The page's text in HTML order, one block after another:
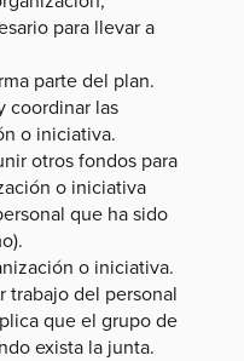
para llevar a
parte del plan.
coordinar las
o iniciativa.
otros fondos para
o iniciativa
que ha sido
o iniciativa.
trabajo del personal
que el grupo de
exista la junta.